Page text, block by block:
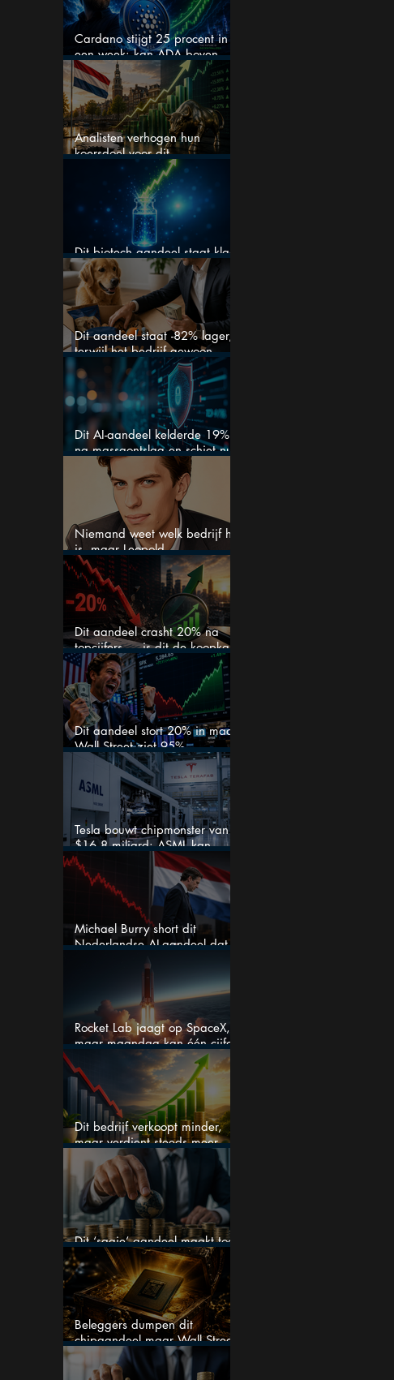
Cardano stijgt 25 procent in
een week: kan ADA boven
$0,20 blijven?
Analisten verhogen hun
koersdoel voor dit
Nederlandse aandeel — maar
is het al te laat om in te
stappen?
Dit biotech aandeel staat klaar
voor een flinke rally
Dit aandeel staat -82% lager,
terwijl het bedrijf gewoon
groeit
Dit AI-aandeel kelderde 19%
na massaontslag en schiet nu
15% omhoog
Niemand weet welk bedrijf het
is, maar Leopold
Aschenbrenner zet er nu $500
miljoen op
Dit aandeel crasht 20% na
topcijfers — is dit de koopkans
waar beleggers op wachtten?
Dit aandeel stort 20% in maar
Wall Street ziet 95%
koerspotentieel
Tesla bouwt chipmonster van
$16,8 miljard: ASML kan
grote winnaar worden
Michael Burry short dit
Nederlandse AI-aandeel dat
maar liefst 684% groeit
Rocket Lab jaagt op SpaceX,
maar maandag kan één cijfer
de droom doorprikken?
Dit bedrijf verkoopt minder,
maar verdient steeds meer —
hoe lang kan dit sprookje
doorgaan?
Dit ‘saaie’ aandeel maakt toch
bizar veel winst
Beleggers dumpen dit
chipaandeel maar Wall Street
ziet een zeldzame koopkans